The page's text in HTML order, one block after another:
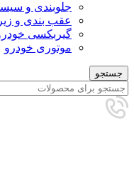
جلوبندی و
عقب بندی و
گیربکسی
موتوری خودرو
جستجو